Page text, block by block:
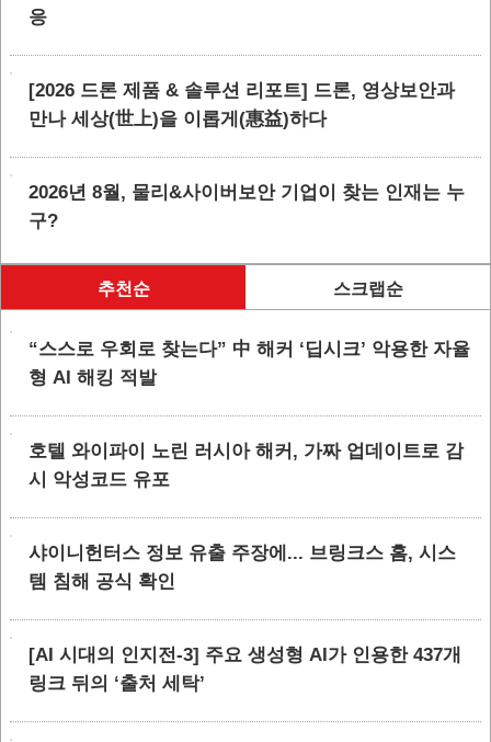
응
[2026 드론 제품 & 솔루션 리포트] 드론, 영상보안과
만나 세상(世上)을 이롭게(惠益)하다
2026년 8월, 물리&사이버보안 기업이 찾는 인재는 누
구?
추천순 스크랩순
“스스로 우회로 찾는다” 中 해커 ‘딥시크’ 악용한 자율
형 AI 해킹 적발
호텔 와이파이 노린 러시아 해커, 가짜 업데이트로 감
시 악성코드 유포
샤이니헌터스 정보 유출 주장에... 브링크스 홈, 시스
템 침해 공식 확인
[AI 시대의 인지전-3] 주요 생성형 AI가 인용한 437개
링크 뒤의 ‘출처 세탁’